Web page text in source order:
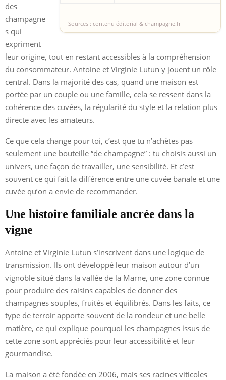
Sources : contenu éditorial & champagne.fr
des
champagne
s qui
expriment
leur origine, tout en restant accessibles à la compréhension
du consommateur. Antoine et Virginie Lutun y jouent un rôle
central. Dans la majorité des cas, quand une maison est
portée par un couple ou une famille, cela se ressent dans la
cohérence des cuvées, la régularité du style et la relation plus
directe avec les amateurs.
Ce que cela change pour toi, c’est que tu n’achètes pas
seulement une bouteille “de champagne” : tu choisis aussi un
univers, une façon de travailler, une sensibilité. Et c’est
souvent ce qui fait la différence entre une cuvée banale et une
cuvée qu’on a envie de recommander.
Une histoire familiale ancrée dans la
vigne
Antoine et Virginie Lutun s’inscrivent dans une logique de
transmission. Ils ont développé leur maison autour d’un
vignoble situé dans la vallée de la Marne, une zone connue
pour produire des raisins capables de donner des
champagnes souples, fruités et équilibrés. Dans les faits, ce
type de terroir apporte souvent de la rondeur et une belle
matière, ce qui explique pourquoi les champagnes issus de
cette zone sont appréciés pour leur accessibilité et leur
gourmandise.
La maison a été fondée en 2006, mais ses racines viticoles